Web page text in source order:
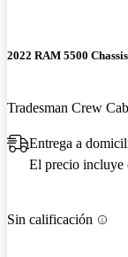
2022 RAM 5500 Chassis
Tradesman Crew
Entrega a
El precio incluye
Sin calificación